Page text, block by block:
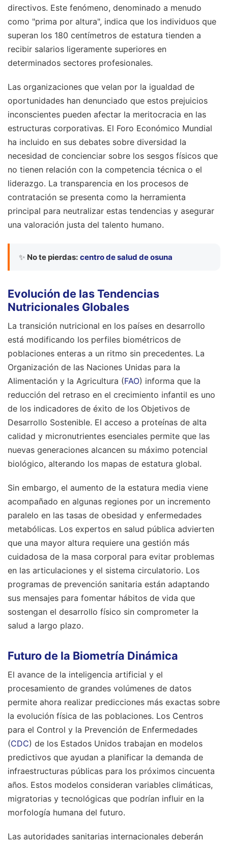
directivos. Este fenómeno, denominado a menudo
como "prima por altura", indica que los individuos que
superan los 180 centímetros de estatura tienden a
recibir salarios ligeramente superiores en
determinados sectores profesionales.
Las organizaciones que velan por la igualdad de
oportunidades han denunciado que estos prejuicios
inconscientes pueden afectar la meritocracia en las
estructuras corporativas. El Foro Económico Mundial
ha incluido en sus debates sobre diversidad la
necesidad de concienciar sobre los sesgos físicos que
no tienen relación con la competencia técnica o el
liderazgo. La transparencia en los procesos de
contratación se presenta como la herramienta
principal para neutralizar estas tendencias y asegurar
una valoración justa del talento humano.
✨ No te pierdas: centro de salud de osuna
Evolución de las Tendencias
Nutricionales Globales
La transición nutricional en los países en desarrollo
está modificando los perfiles biométricos de
poblaciones enteras a un ritmo sin precedentes. La
Organización de las Naciones Unidas para la
Alimentación y la Agricultura (FAO) informa que la
reducción del retraso en el crecimiento infantil es uno
de los indicadores de éxito de los Objetivos de
Desarrollo Sostenible. El acceso a proteínas de alta
calidad y micronutrientes esenciales permite que las
nuevas generaciones alcancen su máximo potencial
biológico, alterando los mapas de estatura global.
Sin embargo, el aumento de la estatura media viene
acompañado en algunas regiones por un incremento
paralelo en las tasas de obesidad y enfermedades
metabólicas. Los expertos en salud pública advierten
que una mayor altura requiere una gestión más
cuidadosa de la masa corporal para evitar problemas
en las articulaciones y el sistema circulatorio. Los
programas de prevención sanitaria están adaptando
sus mensajes para fomentar hábitos de vida que
sostengan el desarrollo físico sin comprometer la
salud a largo plazo.
Futuro de la Biometría Dinámica
El avance de la inteligencia artificial y el
procesamiento de grandes volúmenes de datos
permite ahora realizar predicciones más exactas sobre
la evolución física de las poblaciones. Los Centros
para el Control y la Prevención de Enfermedades
(CDC) de los Estados Unidos trabajan en modelos
predictivos que ayudan a planificar la demanda de
infraestructuras públicas para los próximos cincuenta
años. Estos modelos consideran variables climáticas,
migratorias y tecnológicas que podrían influir en la
morfología humana del futuro.
Las autoridades sanitarias internacionales deberán